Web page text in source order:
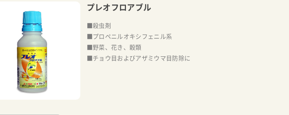
プレオフロアブル
■殺虫剤
■プロペニルオキシフェニル系
■野菜、花き、穀類
■チョウ目およびアザミウマ目防除に